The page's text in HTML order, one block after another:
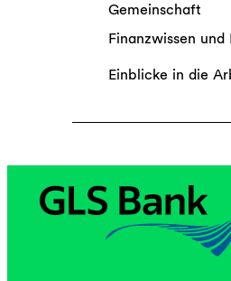
Gemeinschaft
Finanzwissen
Einblicke in die